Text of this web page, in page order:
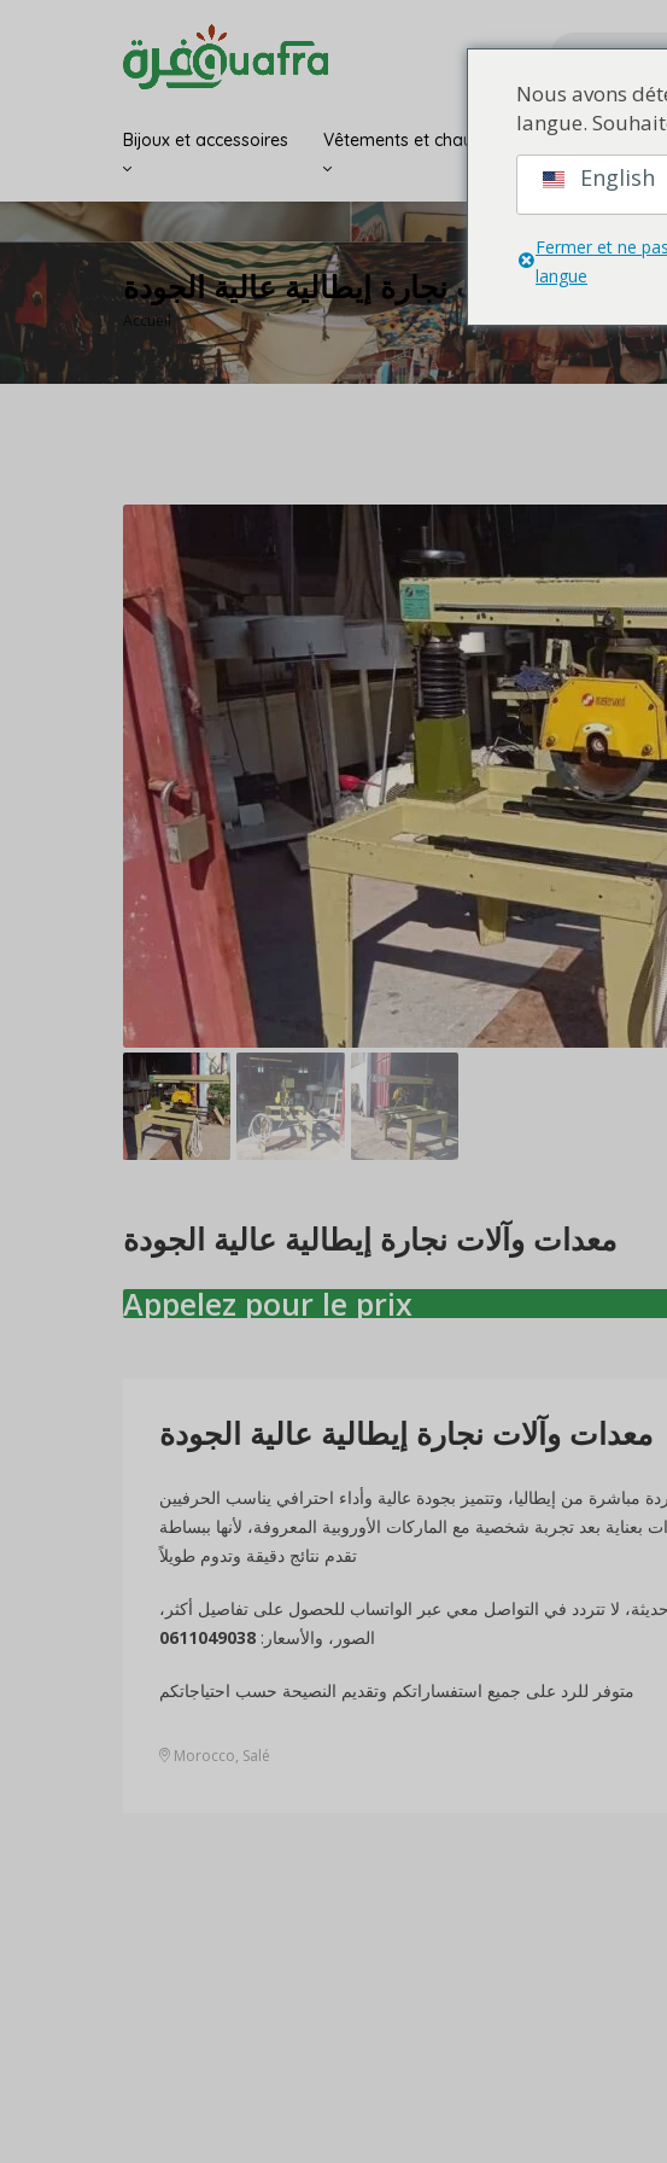
Bijoux et accessoires Vêtements et chaussures
معدات وآلات نجارة إيطالية عالية الجودة
Accueil
معدات وآلات نجارة إيطالية عالية الجودة
Appelez pour le prix
معدات وآلات نجارة إيطالية عالية الجودة
مباشرة من إيطاليا، وتتميز بجودة عالية وأداء احترافي يناسب الحرفيين
بعناية بعد تجربة شخصية مع الماركات الأوروبية المعروفة، لأنها ببساطة
تقدم نتائج دقيقة وتدوم طويلاً
لا تتردد في التواصل معي عبر الواتساب للحصول على تفاصيل أكثر،
الصور، والأسعار: 0611049038
متوفر للرد على جميع استفساراتكم وتقديم النصيحة حسب احتياجاتكم
Morocco, Salé
Nous avons
langue.
English
Fermer et ne
langue